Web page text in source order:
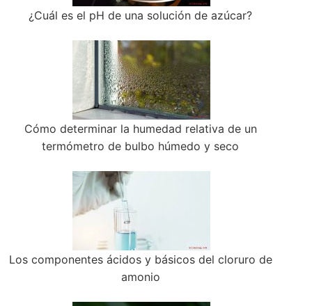
¿Cuál es el pH de una solución de azúcar?
Cómo determinar la humedad relativa de un
termómetro de bulbo húmedo y seco
Los componentes ácidos y básicos del cloruro de
amonio